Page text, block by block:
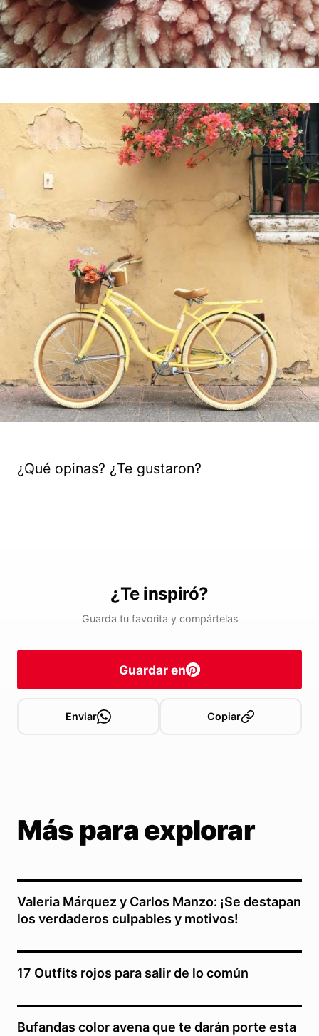
¿Qué opinas? ¿Te gustaron?
¿Te inspiró?
Guarda tu favorita y compártelas
Guardar en
Enviar Copiar
Más para explorar
Valeria Márquez y Carlos Manzo: ¡Se destapan
los verdaderos culpables y motivos!
17 Outfits rojos para salir de lo común
Bufandas color avena que te darán porte esta